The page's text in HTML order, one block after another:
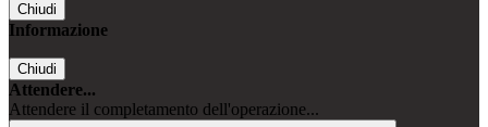
Chiudi
Informazione
Chiudi
Attendere...
Attendere il completamento dell'operazione...